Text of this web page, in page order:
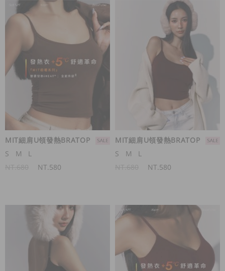
MIT細肩U領發熱BRATOP
S
M
L
NT.580
MIT細肩U領發熱BRATOP
S
M
L
NT.580